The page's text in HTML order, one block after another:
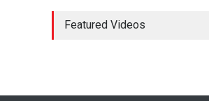
Featured Videos